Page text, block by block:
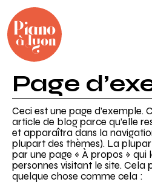
Skip
content
Piano à Lyon
Page
Ceci est une page d’exemple.
article de blog parce qu’elle
et apparaîtra dans la
plupart des thèmes). La
par une page « À propos » qui
personnes visitant le site. Cela
quelque chose comme cela :